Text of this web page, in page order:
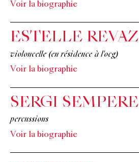
Voir la biographie
ESTELLE REVAZ
violoncelle (en résidence à l'ocg)
Voir la biographie
SERGI SEMPERE
percussions
Voir la biographie